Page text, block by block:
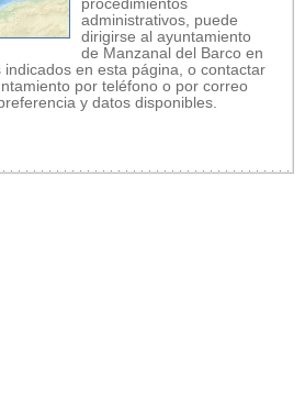
procedimientos
administrativos, puede
dirigirse al ayuntamiento
de Manzanal del Barco en
indicados en esta página, o contactar
por teléfono o por correo
y datos disponibles.